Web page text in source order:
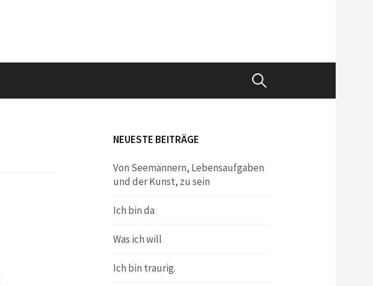
Suchen
NEUESTE BEITRÄGE
Von Seemännern, Lebensaufgaben
und der Kunst, zu sein
Ich bin da
Was ich will
Ich bin traurig.